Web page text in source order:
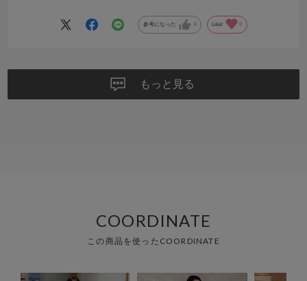
参考になった 0 Like! 0
もっと見る
COORDINATE
この商品を使ったCOORDINATE